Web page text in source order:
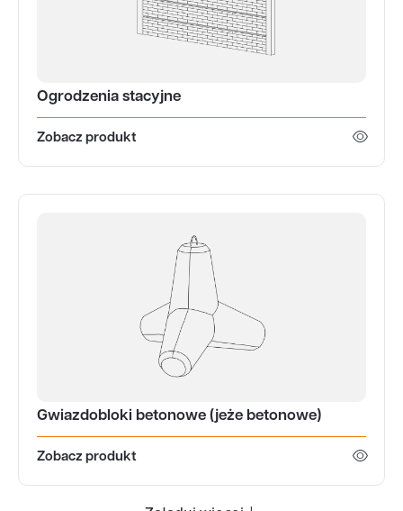
Ogrodzenia stacyjne
Zobacz produkt
Gwiazdobloki betonowe (jeże betonowe)
Zobacz produkt